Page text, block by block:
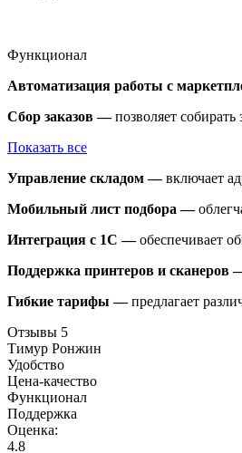
Функционал
Автоматизация работы с
Сбор заказов —позволяет
Показать все
Управление складом —включает
Мобильный лист подбора —
Интеграция с 1С —обеспечивает
Поддержка принтеров и сканеров
Гибкие тарифы —предлагает
Отзывы 5
Тимур Ронжин
Удобство
Цена-качество
Функционал
Поддержка
Оценка:
4.8